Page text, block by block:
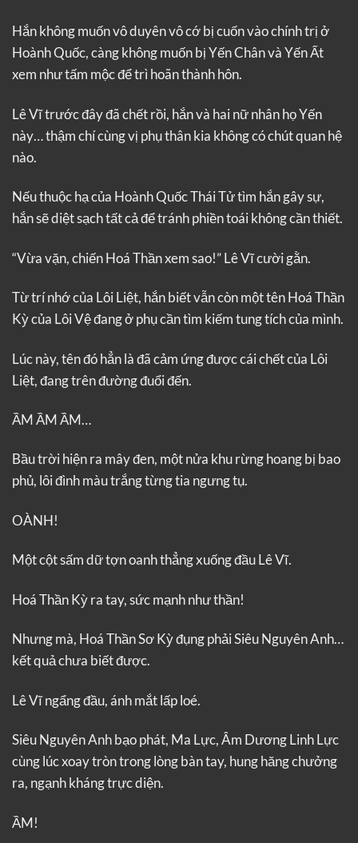
Hắn không muốn vô duyên vô cớ bị cuốn vào chính trị ở
Hoành Quốc, càng không muốn bị Yến Chân và Yến Ất
xem như tấm mộc để trì hoãn thành hôn.
Lê Vĩ trước đây đã chết rồi, hắn và hai nữ nhân họ Yến
này… thậm chí cùng vị phụ thân kia không có chút quan hệ
nào.
Nếu thuộc hạ của Hoành Quốc Thái Tử tìm hắn gây sự,
hắn sẽ diệt sạch tất cả để tránh phiền toái không cần thiết.
“Vừa vặn, chiến Hoá Thần xem sao!” Lê Vĩ cười gằn.
Từ trí nhớ của Lôi Liệt, hắn biết vẫn còn một tên Hoá Thần
Kỳ của Lôi Vệ đang ở phụ cần tìm kiếm tung tích của mình.
Lúc này, tên đó hẳn là đã cảm ứng được cái chết của Lôi
Liệt, đang trên đường đuổi đến.
ẦM ẦM ẦM…
Bầu trời hiện ra mây đen, một nửa khu rừng hoang bị bao
phủ, lôi đình màu trắng từng tia ngưng tụ.
OÀNH!
Một cột sấm dữ tợn oanh thẳng xuống đầu Lê Vĩ.
Hoá Thần Kỳ ra tay, sức mạnh như thần!
Nhưng mà, Hoá Thần Sơ Kỳ đụng phải Siêu Nguyên Anh…
kết quả chưa biết được.
Lê Vĩ ngẩng đầu, ánh mắt lấp loé.
Siêu Nguyên Anh bạo phát, Ma Lực, Âm Dương Linh Lực
cùng lúc xoay tròn trong lòng bàn tay, hung hăng chưởng
ra, ngạnh kháng trực diện.
ẦM!